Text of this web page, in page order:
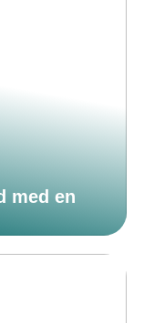
med en